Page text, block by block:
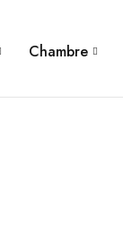
Chambre